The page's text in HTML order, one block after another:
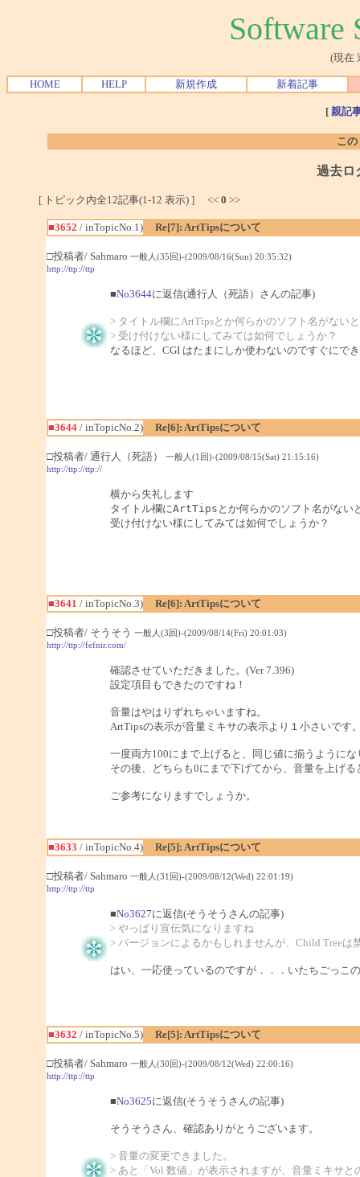
Software
(現在
HOME HELP 新規作成 新着記事
[ 親記
こ
過去ロ
[ トピック内全12記事(1-12 表示) ] << 0 >>
■3652 / inTopicNo.1) Re[7]: ArtTipsについて
□投稿者/ Sahmaro 一般人(35回)-(2009/08/16(Sun) 20:35:32)
http://ttp://ttp
■No3644に返信(通行人（死語）さんの記事)
> タイトル欄にArtTipsとか何らかのソフト名がない
> 受け付けない様にしてみては如何でしょうか？
なるほど、CGI はたまにしか使わないのですぐにで
■3644/ inTopicNo.2) Re[6]: ArtTipsについて
□投稿者/ 通行人（死語）
一般人(1回)-(2009/08/15(Sat) 21:15:16)
http://ttp://ttp://
横から失礼します
タイトル欄にArtTipsとか何らかのソフト名がない
受け付けない様にしてみては如何でしょうか？
■3641 / inTopicNo.3) Re[6]: ArtTipsについて
□投稿者/ そうそう 一般人(3回)-(2009/08/14(Fri) 20:01:03)
http://ttp://fefnir.com/
確認させていただきました。(Ver 7.396)
設定項目もできたのですね！
音量はやはりずれちゃいますね。
ArtTipsの表示が音量ミキサの表示より１小さいです
一度両方100にまで上げると、同じ値に揃うようにな
その後、どちらも0にまで下げてから、音量を上げる
ご参考になりますでしょうか。
■3633 / inTopicNo.4) Re[5]: ArtTipsについて
□投稿者/ Sahmaro 一般人(31回)-(2009/08/12(Wed) 22:01:19)
http://ttp://ttp
■No3627に返信(そうそうさんの記事)
> やっぱり宣伝気になりますね
> バージョンによるかもしれませんが、Child Treeは
はい、一応使っているのですが．．．いたちごっこ
■3632 / inTopicNo.5) Re[5]: ArtTipsについて
□投稿者/ Sahmaro 一般人(30回)-(2009/08/12(Wed) 22:00:16)
http://ttp://ttp
■No3625に返信(そうそうさんの記事)
そうそうさん、確認ありがとうございます。
> 音量の変更できました。
> あと「Vol 数値」が表示されますが、音量ミキサ